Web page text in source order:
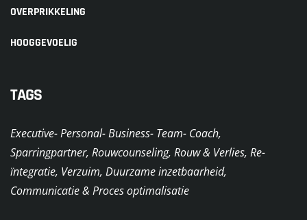
OVERPRIKKELING
HOOGGEVOELIG
TAGS
Executive- Personal- Business- Team- Coach,
Sparringpartner, Rouwcounseling, Rouw & Verlies, Re-
ïntegratie, Verzuim, Duurzame inzetbaarheid,
Communicatie & Proces optimalisatie